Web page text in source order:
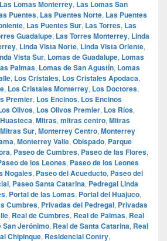
Las Lomas Monterrey, Las Lomas San
Puentes, Las Puentes Norte, Las Puentes
, Las Puentes Sur, Las Torres, Las
Guadalupe, Las Torres Monterrey, Linda
, Linda Vista Norte, Linda Vista Oriente,
Vista Sur, Lomas de Guadalupe, Lomas
Palmas, Lomas de San Agustín, Lomas
, Los Cristales, Los Cristales Apodaca,
, Los Cristales Monterrey, Los Doctores,
Premier, Los Encinos, Los Encinos
Olivos, Los Olivos Premier, Los Ríos,
, Mitras, mitras centro, Mitras
Mitras Sur, Monterrey Centro, Monterrey
, Monterrey Valle, Obispado, Parque
, Paseo de Cumbres, Paseo de las Flores,
de los Leones, Paseo de los Leones
Nogales, Paseo del Acueducto, Paseo del
, Paseo Santa Catarina, Pedregal Linda
, Portal de las Lomas, Portal del Huajuco,
Cumbres, Privadas del Pedregal, Privadas
, Real de Cumbres, Real de Palmas, Real
San Jerónimo, Real de Santa Catarina, Real
Chipinque, Residencial Contry,